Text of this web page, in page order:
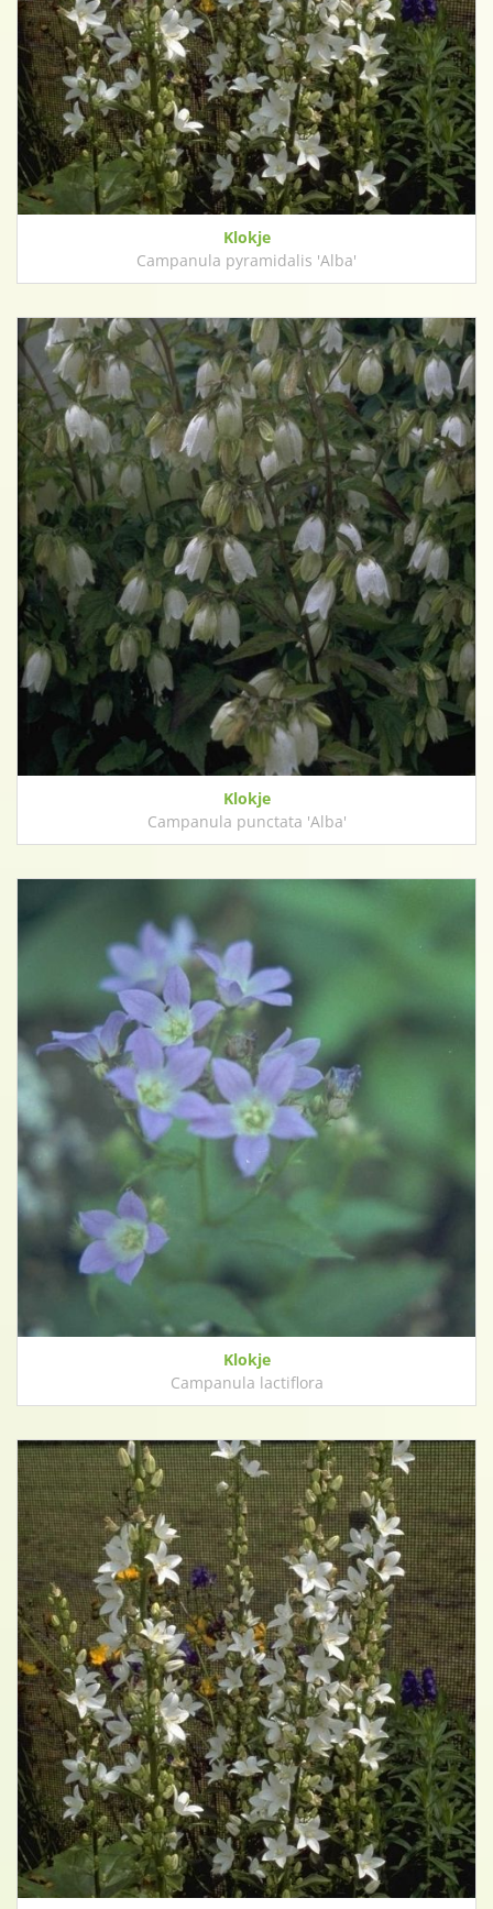
Klokje
Campanula pyramidalis 'Alba'
Klokje
Campanula punctata 'Alba'
Klokje
Campanula lactiflora